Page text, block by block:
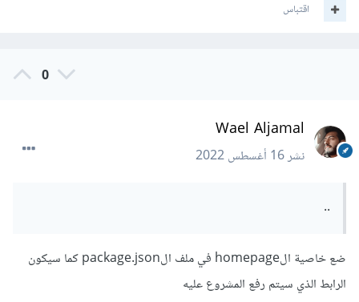
اقتباس
0
Wael Aljamal
نشر16 أغسطس 2022
..
ضع خاصية الhomepage في ملف الpackage.json كما سيكون
الرابط الذي سيتم رفع المشروع عليه